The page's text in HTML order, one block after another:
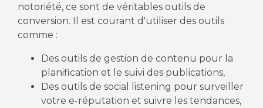
notoriété, ce sont de véritables outils de
conversion. Il est courant d'utiliser des outils
comme :
Des outils de gestion de contenu pour la
planification et le suivi des publications,
Des outils de social listening pour surveiller
votre e-réputation et suivre les tendances,